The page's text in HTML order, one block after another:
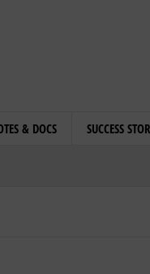
& DOCS SUCCESS